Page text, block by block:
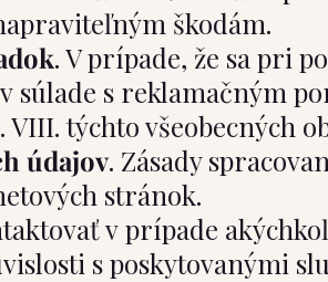
škodám.
. V prípade, že sa pri
súlade s reklamačným
VIII. týchto všeobecných
údajov. Zásady
stránok.
v prípade
s poskytovanými